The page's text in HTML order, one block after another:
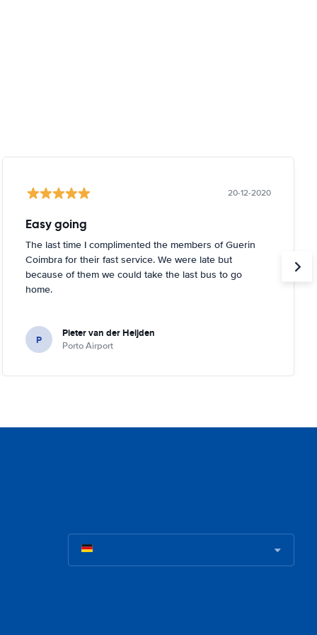
20-12-2020
Easy going
The last time I complimented the members of Guerin
Coimbra for their fast service. We were late but
because of them we could take the last bus to go
home.
P Pieter van der Heijden
Porto Airport